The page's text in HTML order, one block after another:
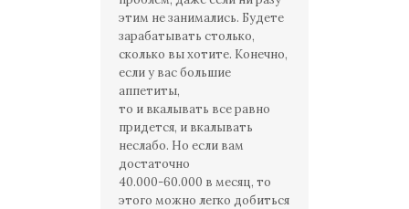
этим не занимались. Будете
зарабатывать столько,
сколько вы хотите. Конечно,
если у вас большие
аппетиты,
то и вкалывать все равно
придется, и вкалывать
неслабо. Но если вам
достаточно
40.000-60.000 в месяц, то
этого можно легко добиться